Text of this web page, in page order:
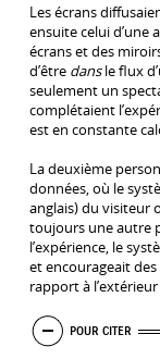
Les écrans
ensuite celui d’une
écrans et des
d’être dansle flux
seulement un
complétaient
est en constante
La deuxième
données, où le
anglais) du visiteur
toujours une autre
l’expérience, le
et encourageait
rapport à
MASQUER
POUR CITER